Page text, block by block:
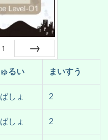
るい まいすう
しょ 2
しょ 2